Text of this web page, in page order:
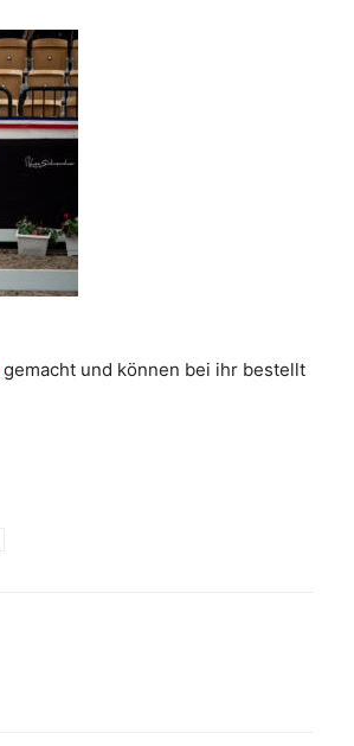
gemacht und können bei ihr bestellt